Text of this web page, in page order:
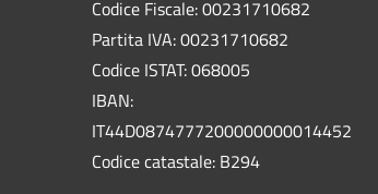
Codice Fiscale: 00231710682
Partita IVA: 00231710682
Codice ISTAT: 068005
IBAN:
IT44D0874777200000000014452
Codice catastale: B294